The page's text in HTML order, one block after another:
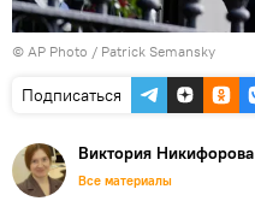
© AP Photo / Patrick Semansky
Подписаться
Виктория Никифорова
Все материалы